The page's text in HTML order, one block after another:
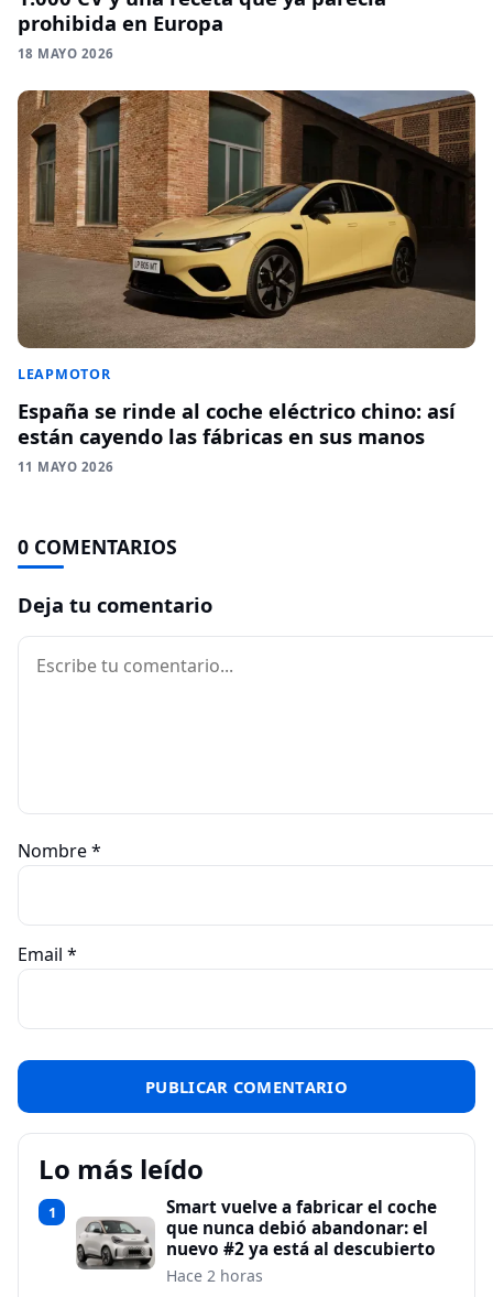
prohibida en Europa
18 MAYO 2026
LEAPMOTOR
España se rinde al coche eléctrico chino: así
están cayendo las fábricas en sus manos
11 MAYO 2026
0 COMENTARIOS
Deja tu comentario
Comentario
Nombre*
Email *
Lo más leído
1
Smart vuelve a fabricar el coche
que nunca debió abandonar: el
nuevo #2 ya está al descubierto
Hace 2 horas